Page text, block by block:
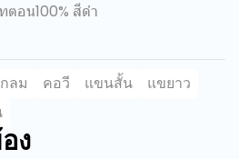
อน100% สีดำ
ลม คอวี แขนสั้น
แขยาว
ง